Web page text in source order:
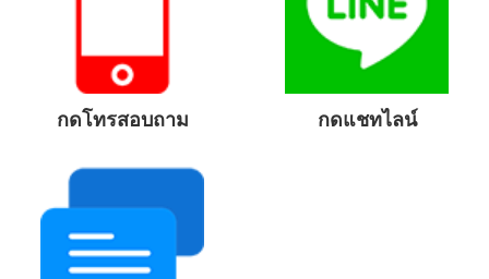
กดโทรสอบถาม กดแชทไลน์